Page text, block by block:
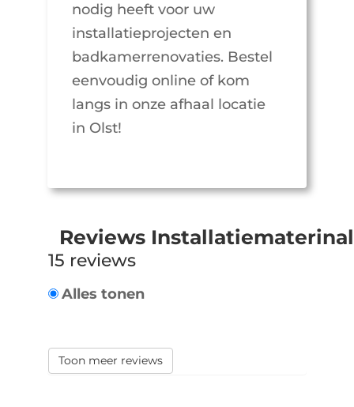
nodig heeft voor uw
installatieprojecten en
badkamerrenovaties. Bestel
eenvoudig online of kom
langs in onze afhaal locatie
in Olst!
Reviews
15 reviews
Alles tonen
Toon meer reviews